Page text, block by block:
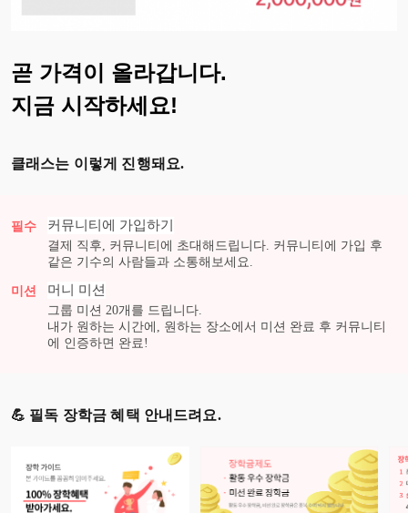
곧 가격이 올라갑니다.
지금 시작하세요!
클래스는 이렇게 진행돼요.
필수 커뮤니티에 가입하기
결제 직후, 커뮤니티에 초대해드립니다. 커뮤니티에 가입 후
같은 기수의 사람들과 소통해보세요.
미션 머니 미션
그룹 미션 20개를 드립니다.
내가 원하는 시간에, 원하는 장소에서 미션 완료 후 커뮤니티
에 인증하면 완료!
💪 필독 장학금 혜택 안내드려요.